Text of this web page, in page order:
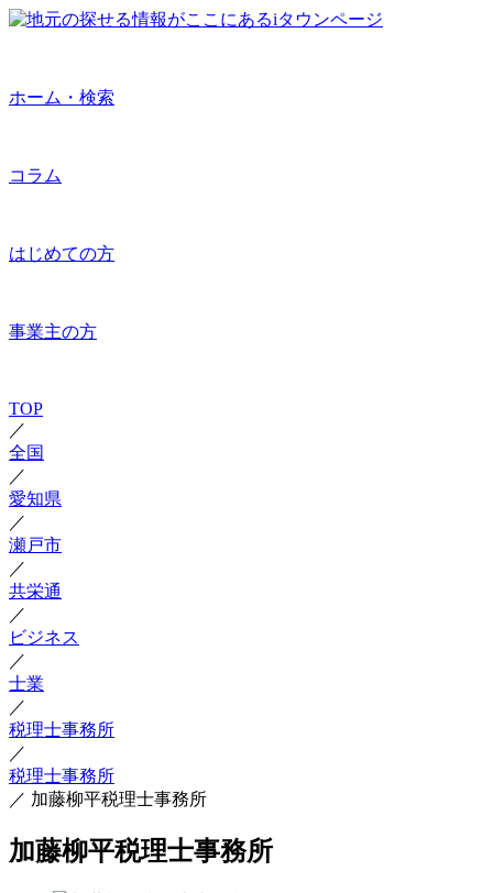
ホーム・検索
コラム
はじめての方
事業主の方
TOP
／
全国
／
愛知県
／
瀬戸市
／
共栄通
／
ビジネス
／
士業
／
税理士事務所
／
税理士事務所
／ 加藤柳平税理士事務所
加藤柳平税理士事務所